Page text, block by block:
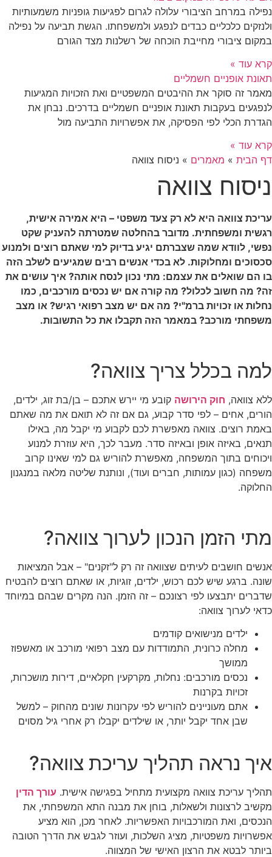
נפילה במרחב הציבורי עלולה לגרום לפגיעות גופניות משמעותיות
ולנזקים כלכליים כבדים לנפגע ולמשפחתו. הגשת תביעה על נפילה
במקום ציבורי מחייבת הוכחה של רשלנות מצד הגורם
קרא עוד »
תאונת אופניים חשמליים
מאמר זה סוקר את ההיבטים המשפטיים ואת הזכויות המגיעות
לנפגעים בעקבות תאונת אופניים חשמליים בדרכים. נבחן את
הגדרת הכלי לפי הפסיקה, את אפשרויות התביעה מול
קרא עוד »
דף הבית » מאמרים » ניסוח צוואה
ניסוח צוואה
עריכת צוואה היא לא רק צעד משפטי – היא אמירה אישית,
רגשית ומשפחתית. מדובר בהחלטה שמטרתה להעניק שקט
נפשי, לוודא שמה שצברתם יגיע בדיוק למי שאתם רוצים ולמנוע
סכסוכים ומחלוקות. לא בכדי אנשים רבים שמגיעים לשלב הזה
בו הם שואלים את עצמם: מתי נכון לנסח אותה? איך עושים את
זה? מה חשוב לכלול? מה קורה אם יש נכסים מורכבים, כמו
נחלות או זכויות ברמ"י? מה אם יש מצב רפואי רגיש? או מצב
משפחתי מורכב? במאמר הזה תקבלו את כל התשובות.
למה בכלל צריך צוואה?
ללא צוואה, חוק הירושה קובע מי יירש אתכם – בן/בת זוג, ילדים,
הורים, אחים – לפי סדר קבוע, גם אם זה לא תואם את מה שאתם
באמת רוצים. צוואה מאפשרת לכם לקבוע מי יקבל מה, באילו
תנאים, באיזה אופן ובאיזה סדר. מעבר לכך, היא עוזרת למנוע
ויכוחים בתוך המשפחה, מאפשרת להוריש גם למי שאינו קרוב
משפחה (כגון עמותות, חברים ועוד), ונותנת שליטה מלאה במנגנון
החלוקה.
מתי הזמן הנכון לערוך צוואה?
אנשים חושבים לעיתים שצוואה זה רק ל"זקנים" – אבל המציאות
שונה. ברגע שיש לכם רכוש, ילדים, זוגיות, או שאתם רוצים להבטיח
שדברים יתבצעו לפי רצונכם – זה הזמן. הנה מקרים שבהם במיוחד
כדאי לערוך צוואה:
ילדים מנישואים קודמים
מחלה כרונית, התמודדות עם מצב רפואי מורכב או מאשפוז
ממושך
נכסים מורכבים: נחלות, מקרקעין חקלאיים, דירות מושכרות,
זכויות בקרנות
אתם מעוניינים להוריש לפי עקרונות שונים מהחוק – למשל
שבן אחד יקבל יותר, או שילדים יקבלו רק אחרי גיל מסוים
איך נראה תהליך עריכת צוואה?
תהליך עריכת צוואה מקצועית מתחיל בפגישה אישית. עורך הדין
מקשיב לרצונות ולשאלות, בוחן את מבנה התא המשפחתי, את
הנכסים, ואת המורכבויות האפשריות. לאחר מכן, הוא מציע
אפשרויות משפטיות, מציג השלכות, ועוזר לגבש את הדרך הטובה
ביותר לבטא את הרצון האישי של המצווה.